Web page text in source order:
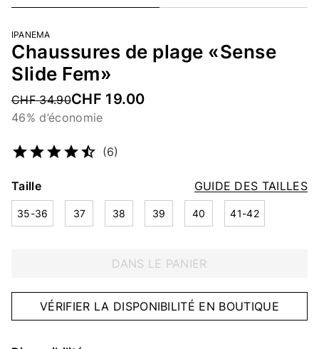
IPANEMA
Chaussures de plage «Sense
Slide Fem»
Price reduced from
CHF 34.90CHF 19.00
46% d’économie
(6)
GUIDE DES TAILLES
Taille
35-36 37 38 39 40 41-42
DANS LE PANIER
VÉRIFIER LA DISPONIBILITÉ EN BOUTIQUE